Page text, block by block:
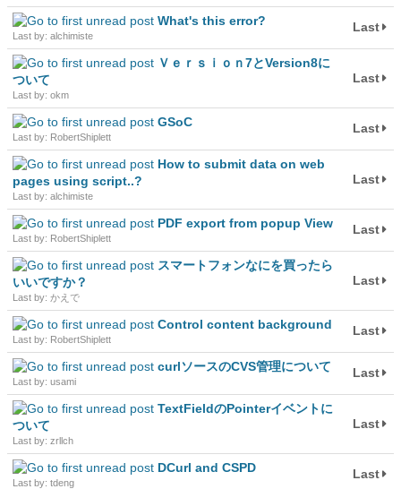
What's this error?
Last by: alchimiste
Last
Ｖｅｒｓｉｏｎ7とVersion8に
ついて
Last by: okm
Last
GSoC
Last by: RobertShiplett
Last
How to submit data on web
pages using script..?
Last by: alchimiste
Last
PDF export from popup View
Last by: RobertShiplett
Last
スマートフォンなにを買ったら
いいですか？
Last by: かえで
Last
Control content background
Last by: RobertShiplett
Last
curlソースのCVS管理について
Last by: usami
Last
TextFieldのPointerイベントに
ついて
Last by: zrllch
Last
DCurl and CSPD
Last by: tdeng
Last